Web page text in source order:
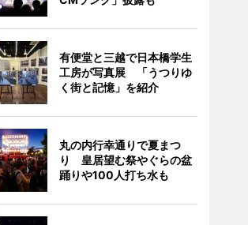
有便堂と三越で日本橋学生
工房が写真展 「うつりゆ
く街と記憶」を紹介
丸の内行幸通りで夏まつ
り 皇居望む祭やぐらの盆
踊りや100人打ち水も